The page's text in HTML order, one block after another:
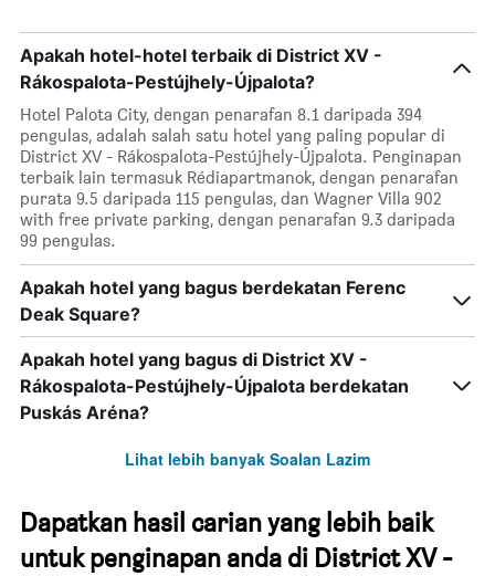
Apakah hotel-hotel terbaik di District XV -
Rákospalota-Pestújhely-Újpalota?
Hotel Palota City, dengan penarafan 8.1 daripada 394
pengulas, adalah salah satu hotel yang paling popular di
District XV - Rákospalota-Pestújhely-Újpalota. Penginapan
terbaik lain termasuk Rédiapartmanok, dengan penarafan
purata 9.5 daripada 115 pengulas, dan Wagner Villa 902
with free private parking, dengan penarafan 9.3 daripada
99 pengulas.
Apakah hotel yang bagus berdekatan Ferenc
Deak Square?
Apakah hotel yang bagus di District XV -
Rákospalota-Pestújhely-Újpalota berdekatan
Puskás Aréna?
Lihat lebih banyak Soalan Lazim
Dapatkan hasil carian yang lebih baik
untuk penginapan anda di District XV -